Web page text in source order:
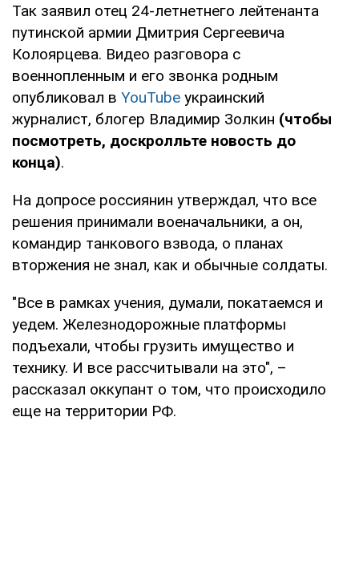
Так заявил отец 24-летнетнего лейтенанта
путинской армии Дмитрия Сергеевича
Колоярцева. Видео разговора с
военнопленным и его звонка родным
опубликовал в YouTube украинский
журналист, блогер Владимир Золкин (чтобы
посмотреть, доскролльте новость до
конца).
На допросе россиянин утверждал, что все
решения принимали военачальники, а он,
командир танкового взвода, о планах
вторжения не знал, как и обычные солдаты.
"Все в рамках учения, думали, покатаемся и
уедем. Железнодорожные платформы
подъехали, чтобы грузить имущество и
технику. И все рассчитывали на это", –
рассказал оккупант о том, что происходило
еще на территории РФ.